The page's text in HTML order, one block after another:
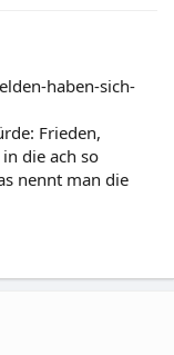
haben-sich-
Frieden,
die ach so
nennt man die